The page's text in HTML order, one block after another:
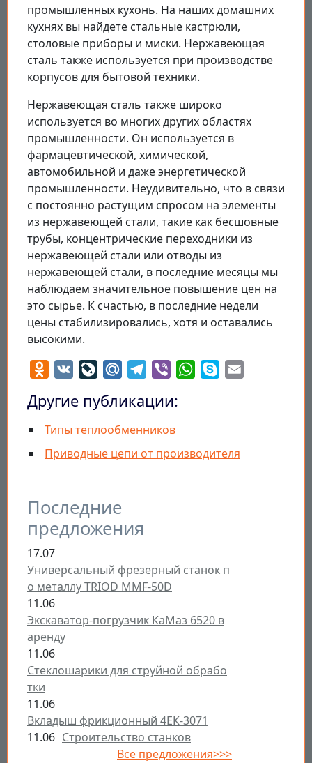
Последние
предложения
17.07
Универсальный фрезерный станок п
о металлу TRIOD MMF-50D
11.06
Экскаватор-погрузчик КаМаз 6520 в
аренду
11.06
Стеклошарики для струйной обрабо
тки
11.06
Вкладыш фрикционный 4ЕК-3071
11.06 Строительство станков
Все предложения>>>
промышленных кухонь. На наших домашних
кухнях вы найдете стальные кастрюли,
столовые приборы и миски. Нержавеющая
сталь также используется при производстве
корпусов для бытовой техники.
Нержавеющая сталь также широко
используется во многих других областях
промышленности. Он используется в
фармацевтической, химической,
автомобильной и даже энергетической
промышленности. Неудивительно, что в связи
с постоянно растущим спросом на элементы
из нержавеющей стали, такие как бесшовные
трубы, концентрические переходники из
нержавеющей стали или отводы из
нержавеющей стали, в последние месяцы мы
наблюдаем значительное повышение цен на
это сырье. К счастью, в последние недели
цены стабилизировались, хотя и оставались
высокими.
Odnoklassniki
VK LiveJournal
Mail.RuTelegram
Viber WhatsApp
Skype
Другие публикации:
Типы теплообменников
Приводные цепи от производителя